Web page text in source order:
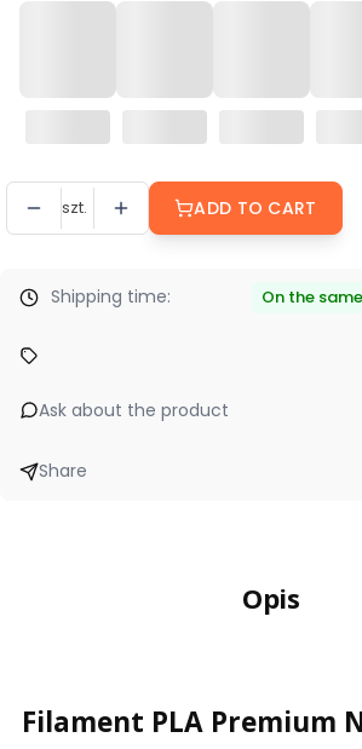
szt. ADD TO CART
Shipping time: On the
Ask about the product
Share
Opis
Filament PLA Premium